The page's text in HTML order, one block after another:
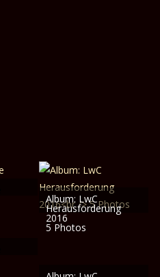
Album: LwC
Herausforderung
2016
5 Photos